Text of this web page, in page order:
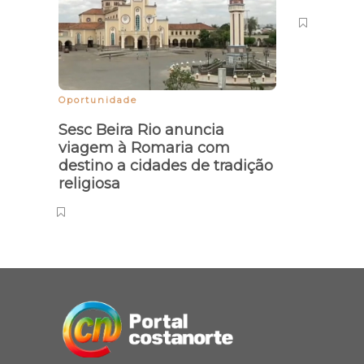
Oportunidade
Sesc Beira Rio anuncia
viagem à Romaria com
destino a cidades de tradição
religiosa